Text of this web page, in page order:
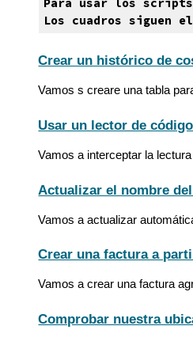
Para usar los
Los cuadros siguen
Crear un histórico de
Vamos s creare una tabla
Usar un lector de
Vamos a interceptar la
Actualizar el nombre
Vamos a actualizar
Crear una factura a
Vamos a crear una factura
Comprobar nuestra